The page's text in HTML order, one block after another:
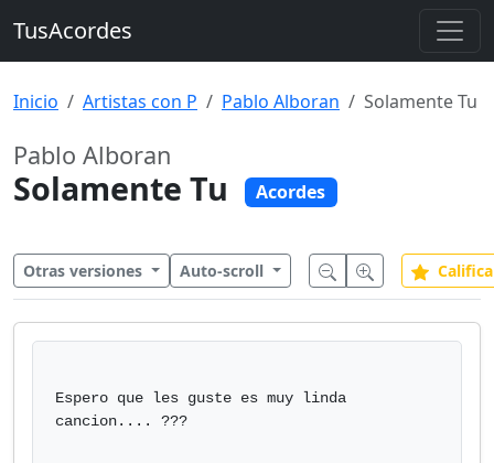
TusAcordes
Inicio Artistas con P Pablo Alboran Solamente Tu
Pablo Alboran
Solamente Tu Acordes
Otras versiones Auto-scroll
Espero que les guste es muy linda
cancion.... ???